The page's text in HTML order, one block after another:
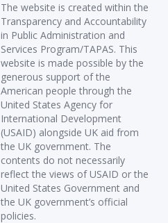
The website is created within the
Transparency and Accountability
in Public Administration and
Services Program/TAPAS. This
website is made possible by the
generous support of the
American people through the
United States Agency for
International Development
(USAID) alongside UK aid from
the UK government. The
contents do not necessarily
reflect the views of USAID or the
United States Government and
the UK government’s official
policies.